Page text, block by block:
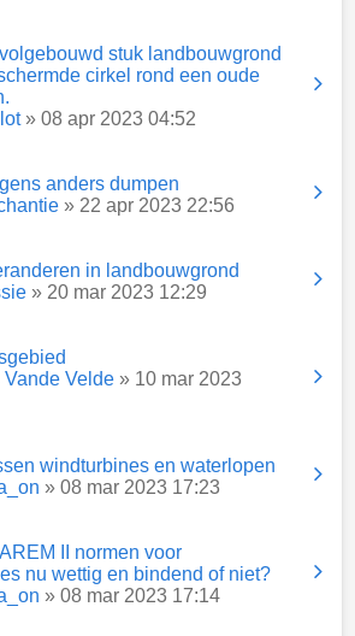
stuk landbouwgrond
cirkel rond een oude
» 08 apr 2023 04:52
anders dumpen
» 22 apr 2023 22:56
in landbouwgrond
» 20 mar 2023 12:29
Vande Velde » 10 mar 2023
windturbines en waterlopen
» 08 mar 2023 17:23
II normen voor
nu wettig en bindend of niet?
» 08 mar 2023 17:14